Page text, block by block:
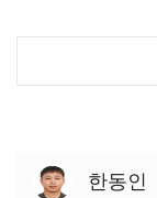
한동인